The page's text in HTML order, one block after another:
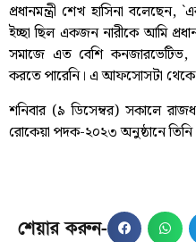
প্রধানমন্ত্রী শেখ হাসিনা
ইচ্ছা ছিল একজন নারীকে আমি
সমাজে এত বেশি
করতে পারেনি। এ আফসোসটা
শনিবার (৯ ডিসেম্বর) সকালে
রোকেয়া পদক-২০২৩ অনুষ্ঠানে
শেয়ার করুন-